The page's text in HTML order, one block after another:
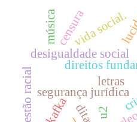
desigualdade social
segurança jurídica
direitos
questão racial
vida social.
censura
kafka u2
música
letras